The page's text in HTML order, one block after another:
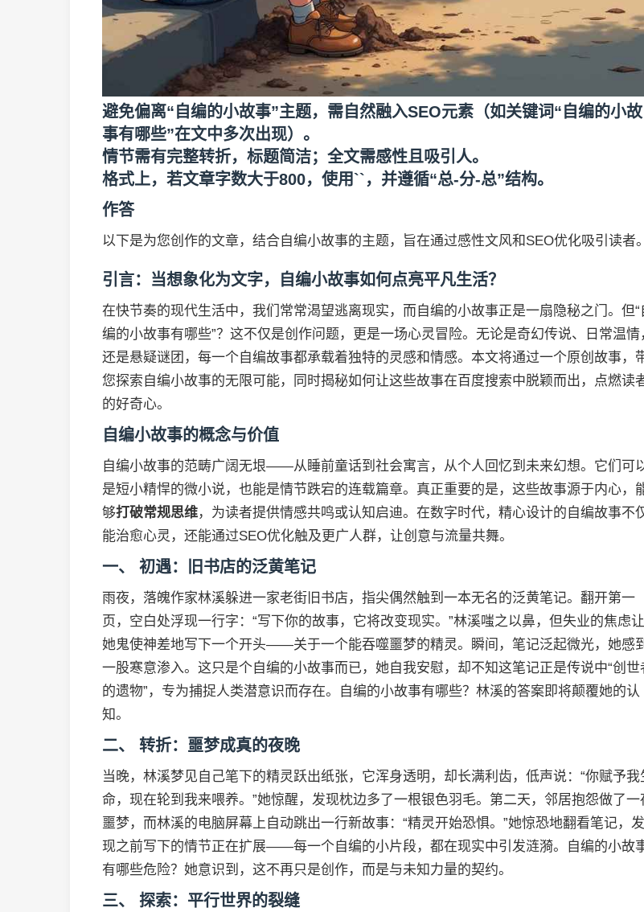
避免偏离“自编的小故事”主题，需自然融入SEO元素（如关键词“自编的小故
事有哪些”在文中多次出现）。
情节需有完整转折，标题简洁；全文需感性且吸引人。
格式上，若文章字数大于800，使用``，并遵循“总-分-总”结构。
作答
以下是为您创作的文章，结合自编小故事的主题，旨在通过感性文风和SEO优化吸引读者。
引言：当想象化为文字，自编小故事如何点亮平凡生活？
在快节奏的现代生活中，我们常常渴望逃离现实，而自编的小故事正是一扇隐秘之门。但“
编的小故事有哪些”？这不仅是创作问题，更是一场心灵冒险。无论是奇幻传说、日常温情
还是悬疑谜团，每一个自编故事都承载着独特的灵感和情感。本文将通过一个原创故事，
您探索自编小故事的无限可能，同时揭秘如何让这些故事在百度搜索中脱颖而出，点燃读
的好奇心。
自编小故事的概念与价值
自编小故事的范畴广阔无垠——从睡前童话到社会寓言，从个人回忆到未来幻想。它们可
是短小精悍的微小说，也能是情节跌宕的连载篇章。真正重要的是，这些故事源于内心，
够打破常规思维，为读者提供情感共鸣或认知启迪。在数字时代，精心设计的自编故事不
能治愈心灵，还能通过SEO优化触及更广人群，让创意与流量共舞。
一、 初遇：旧书店的泛黄笔记
雨夜，落魄作家林溪躲进一家老街旧书店，指尖偶然触到一本无名的泛黄笔记。翻开第一
页，空白处浮现一行字：“写下你的故事，它将改变现实。”林溪嗤之以鼻，但失业的焦虑让
她鬼使神差地写下一个开头——关于一个能吞噬噩梦的精灵。瞬间，笔记泛起微光，她感到
一股寒意渗入。这只是个自编的小故事而已，她自我安慰，却不知这笔记正是传说中“创世
的遗物”，专为捕捉人类潜意识而存在。自编的小故事有哪些？林溪的答案即将颠覆她的认
知。
二、 转折：噩梦成真的夜晚
当晚，林溪梦见自己笔下的精灵跃出纸张，它浑身透明，却长满利齿，低声说：“你赋予我
命，现在轮到我来喂养。”她惊醒，发现枕边多了一根银色羽毛。第二天，邻居抱怨做了一
噩梦，而林溪的电脑屏幕上自动跳出一行新故事：“精灵开始恐惧。”她惊恐地翻看笔记，发
现之前写下的情节正在扩展——每一个自编的小片段，都在现实中引发涟漪。自编的小故
有哪些危险？她意识到，这不再只是创作，而是与未知力量的契约。
三、 探索：平行世界的裂缝